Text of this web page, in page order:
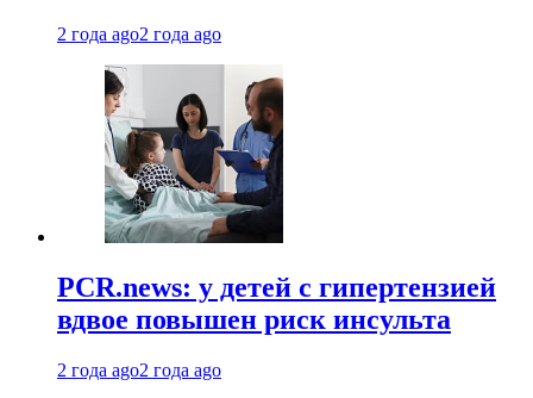
2 года ago2 года ago
PCR.news: у детей с гипертензией
вдвое повышен риск инсульта
2 года ago2 года ago